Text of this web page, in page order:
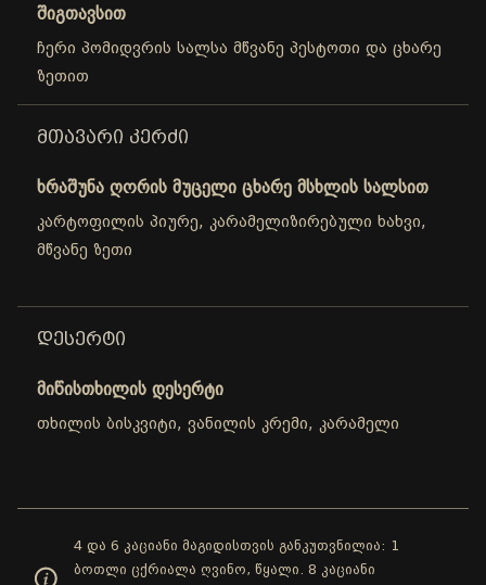
შიგთავსით
ჩერი პომიდვრის სალსა მწვანე პესტოთი და ცხარე
ზეთით
ᲛᲗᲐᲕᲐᲠᲘ ᲙᲔᲠᲫᲘ
ხრაშუნა ღორის მუცელი ცხარე მსხლის სალსით
კარტოფილის პიურე, კარამელიზირებული ხახვი,
მწვანე ზეთი
ᲓᲔᲡᲔᲠᲢᲘ
მიწისთხილის დესერტი
თხილის ბისკვიტი, ვანილის კრემი, კარამელი
4 და 6 კაციანი მაგიდისთვის განკუთვნილია: 1
ბოთლი ცქრიალა ღვინო, წყალი. 8 კაციანი